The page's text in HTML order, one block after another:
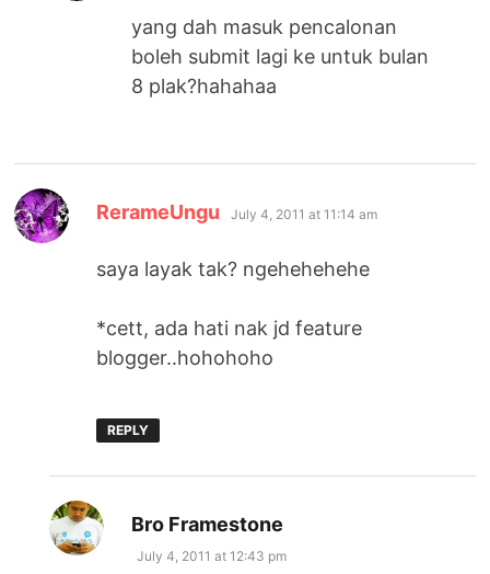
yang dah masuk pencalonan
boleh submit lagi ke untuk bulan
8 plak?hahahaa
RerameUngu says:
July 4, 2011 at 11:14 am
saya layak tak? ngehehehehe
*cett, ada hati nak jd feature
blogger..hohohoho
REPLY
Bro Framestone
July 4, 2011 at 12:43 pm